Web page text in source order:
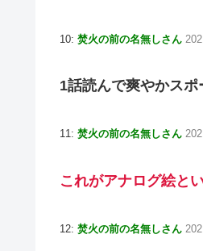
10: 焚火の前の名無しさん
1話読んで爽やかス
11: 焚火の前の名無しさん
これがアナログ絵と
12: 焚火の前の名無しさん